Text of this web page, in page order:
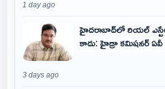
1 day ago
హైదరాబాద్‌లో రియల్ ఎస్టేట్
కాదు: హైడ్రా కమిషనర్
3 days ago